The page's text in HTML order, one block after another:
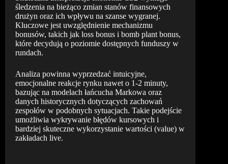
śledzenia na bieżąco zmian stanów finansowych
drużyn oraz ich wpływu na szanse wygranej.
Kluczowe jest uwzględnienie mechanizmu
bonusów, takich jak loss bonus i bomb plant bonus,
które decydują o poziomie dostępnych funduszy w
rundach.
Analiza powinna wyprzedzać intuicyjne,
emocjonalne reakcje rynku nawet o 1-2 minuty,
bazując na modelach łańcucha Markowa oraz
danych historycznych dotyczących zachowań
zespołów w podobnych sytuacjach. Takie podejście
umożliwia wykrywanie błędów kursowych i
bardziej skuteczne wykorzystanie wartości (value) w
zakładach live.